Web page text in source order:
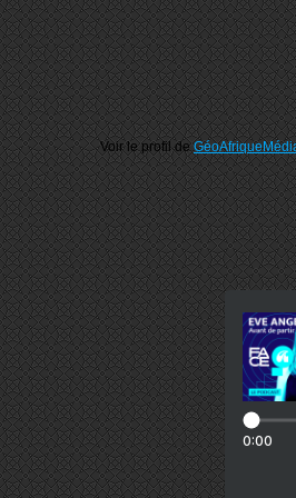
Voir le profil de
0:00